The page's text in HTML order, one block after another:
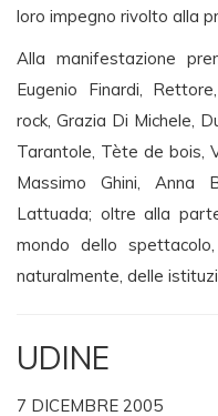
loro impegno rivolto alla
Alla manifestazione
Eugenio Finardi,
rock, Grazia Di Michele,
Tarantole, Tète de bois,
Massimo Ghini, Anna
Lattuada; oltre alla
mondo dello
naturalmente, delle
UDINE
7 DICEMBRE 2005